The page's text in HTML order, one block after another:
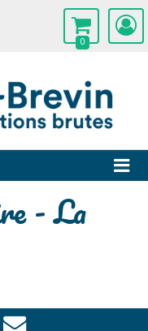
0
- La